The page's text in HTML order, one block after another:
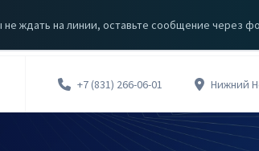
не ждать на линии, оставьте сообщение через
УСЛУГИ АКЦИИ О КОМПАНИИ
+7 (831) 266-06-01 Нижний